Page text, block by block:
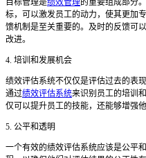
目标管理是绩效管理的重要组成部分
标，可以激发员工的动力，使其更加
馈机制是至关重要的。及时的反馈可
改进。
4. 培训和发展机会
绩效评估系统不仅仅是评估过去的表
通过绩效评估系统来识别员工的培训
仅可以提升员工的技能，还能够增强
5. 公平和透明
一个有效的绩效评估系统应该是公平